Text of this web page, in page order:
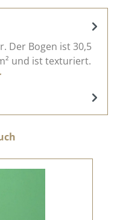
Der Bogen ist 30,5
und ist texturiert.